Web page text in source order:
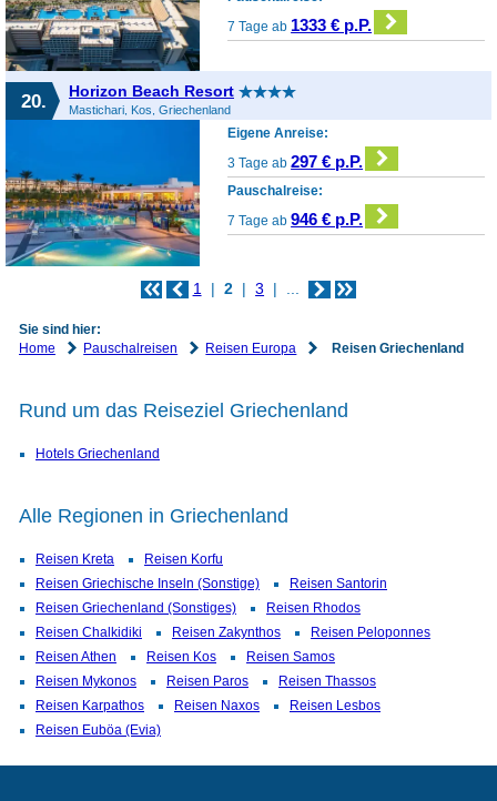
7 Tage ab 1333 € p.P.
20. Horizon Beach Resort
Mastichari, Kos, Griechenland
Eigene Anreise:
3 Tage ab297 € p.P.
Pauschalreise:
7 Tage ab946 € p.P.
1 2 3
Sie sind hier:
Home
Pauschalreisen Reisen Europa Reisen Griechenland
Rund um das Reiseziel Griechenland
Hotels Griechenland
Alle Regionen in Griechenland
Reisen Kreta
Reisen Korfu
Reisen Griechische Inseln (Sonstige)
Reisen Santorin
Reisen Griechenland (Sonstiges)
Reisen Rhodos
Reisen Chalkidiki
Reisen Zakynthos
Reisen Peloponnes
Reisen Athen
Reisen Kos
Reisen Samos
Reisen Mykonos
Reisen Paros
Reisen Thassos
Reisen Karpathos
Reisen Naxos
Reisen Lesbos
Reisen Euböa (Evia)